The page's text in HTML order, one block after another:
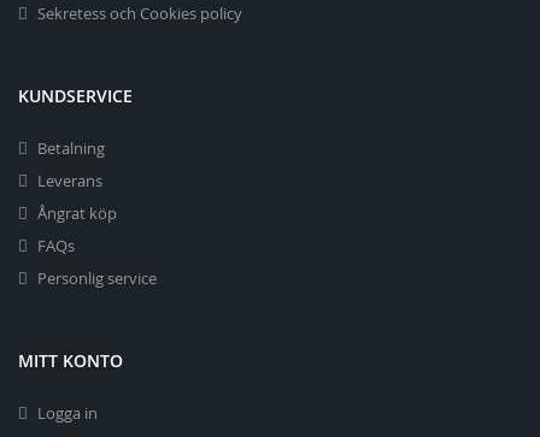
Sekretess och Cookies policy
KUNDSERVICE
Betalning
Leverans
Ångrat köp
FAQs
Personlig service
MITT KONTO
Logga in